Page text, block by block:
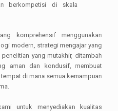
berkompetisi di skala
komprehensif menggunakan
modern, strategi mengajar yang
yang mutakhir, ditambah
aman dan kondusif, membuat
di mana semua kemampuan
untuk menyediakan kualitas